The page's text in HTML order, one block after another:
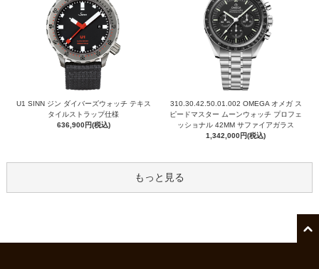
U1 SINN ジン ダイバーズウォッチ テキス
タイルストラップ仕様
636,900円(税込)
310.30.42.50.01.002 OMEGA オメガ ス
ピードマスター ムーンウォッチ プロフェ
ッショナル 42MM サファイアガラス
1,342,000円(税込)
もっと見る